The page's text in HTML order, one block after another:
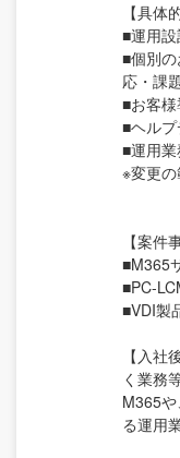
【具体
■運用
■個別
応・課
■お客
■ヘル
■運用
※変更
【案件
■M365
■PC-
■VDI製
【入社
く業務
M365
る運用